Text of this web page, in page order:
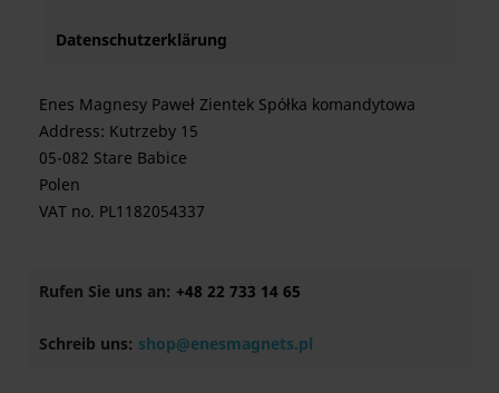
Datenschutzerklärung
Enes Magnesy Paweł Zientek Spółka komandytowa
Address: Kutrzeby 15
05-082 Stare Babice
Polen
VAT no. PL1182054337
Rufen Sie uns an: +48 22 733 14 65
Schreib uns: shop@enesmagnets.pl